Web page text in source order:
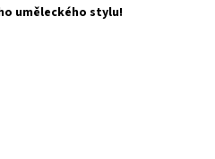
uměleckého stylu!